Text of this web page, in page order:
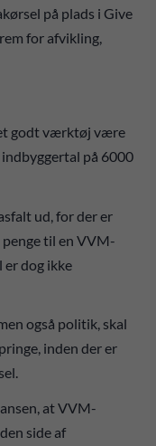
på plads i Give
for afvikling,
et godt værktøj være
på 6000
ud, for der er
til en VVM-
er dog ikke
også politik, skal
inden der er
at VVM-
side af